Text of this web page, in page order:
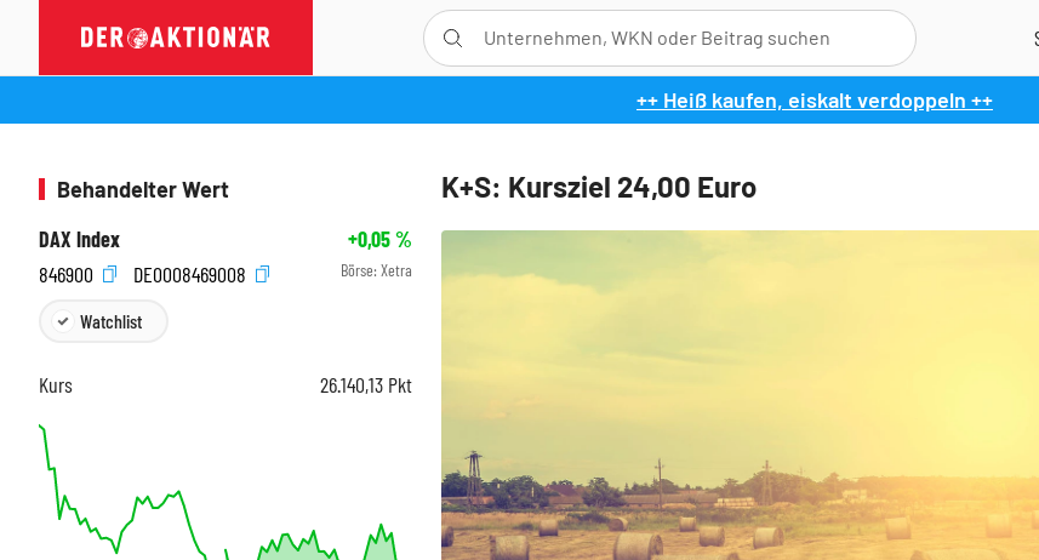
++ Heiß kaufen, eiskalt verdoppeln ++
K+S: Kursziel 24,00 Euro
Behandelter Wert
DAX Index
+0,05%
846900
DE0008469008 Börse: Xetra
Watchlist
Kurs 26.140,13 Pkt